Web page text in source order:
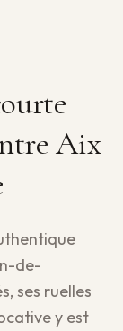
Aix
de-
ses ruelles
y est